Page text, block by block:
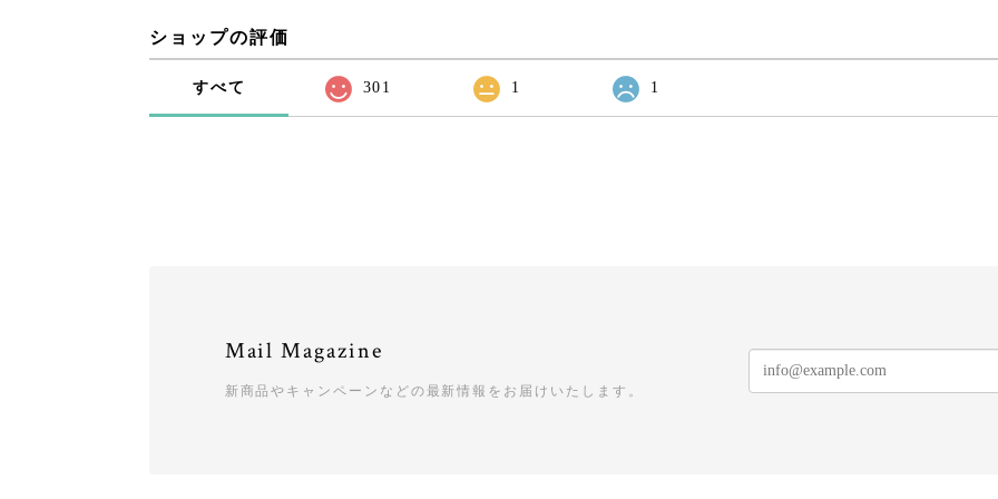
ショップの評価
すべて 301 1 1
Mail Magazine
新商品やキャンペーンなどの最新情報をお届けいたします。